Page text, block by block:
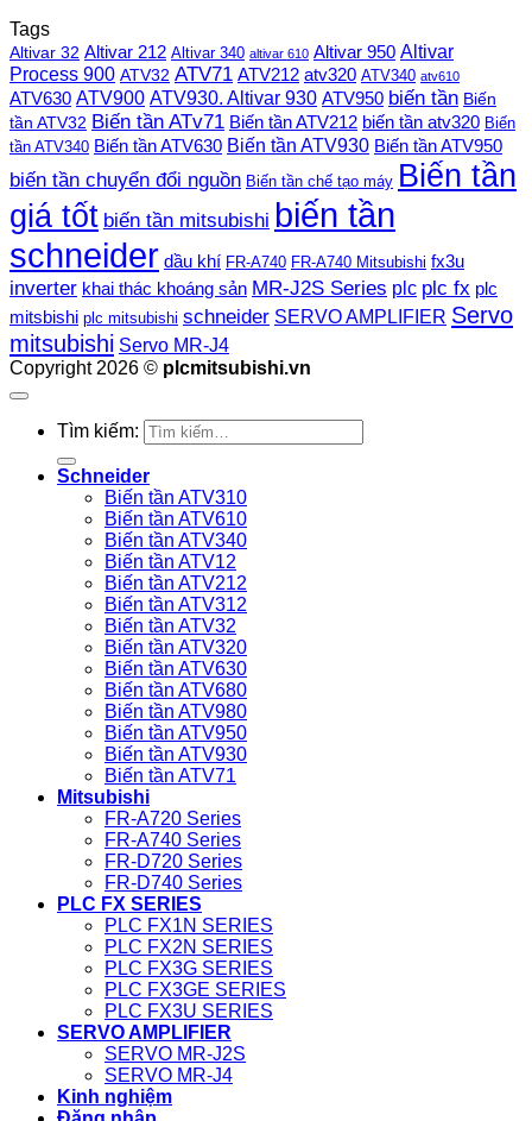
Tags
Altivar 32 Altivar 212 Altivar 340 altivar 610 Altivar 950 Altivar
Process 900 ATV32 ATV71 ATV212 atv320 ATV340 atv610
ATV630 ATV900 ATV930. Altivar 930 ATV950 biến tần Biến
tần ATV32 Biến tần ATv71 Biến tần ATV212 biến tần atv320 Biến
tần ATV340 Biến tần ATV630 Biến tần ATV930 Biến tần ATV950
biến tần chuyển đổi nguồn Biến tần chế tạo máy Biến tần
giá tốt biến tần mitsubishi biến tần
schneider dầu khí FR-A740 FR-A740 Mitsubishi fx3u
inverter khai thác khoáng sản MR-J2S Series plc plc fx plc
mitsbishi plc mitsubishi schneider SERVO AMPLIFIER Servo
mitsubishi Servo MR-J4
Copyright 2026 © plcmitsubishi.vn
Tìm kiếm:
Schneider
Biến tần ATV310
Biến tần ATV610
Biến tần ATV340
Biến tần ATV12
Biến tần ATV212
Biến tần ATV312
Biến tần ATV32
Biến tần ATV320
Biến tần ATV630
Biến tần ATV680
Biến tần ATV980
Biến tần ATV950
Biến tần ATV930
Biến tần ATV71
Mitsubishi
FR-A720 Series
FR-A740 Series
FR-D720 Series
FR-D740 Series
PLC FX SERIES
PLC FX1N SERIES
PLC FX2N SERIES
PLC FX3G SERIES
PLC FX3GE SERIES
PLC FX3U SERIES
SERVO AMPLIFIER
SERVO MR-J2S
SERVO MR-J4
Kinh nghiệm